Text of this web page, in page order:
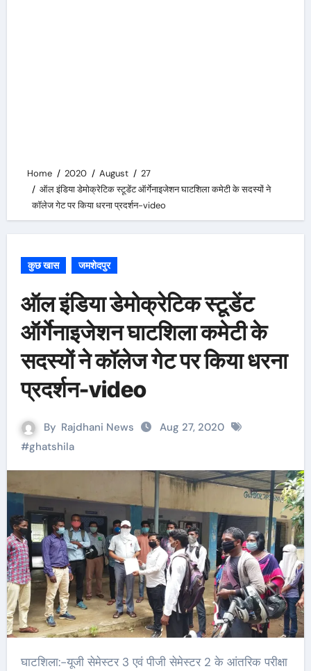
Home 2020 August
27
ऑल इंडिया डेमोक्रेटिक स्टूडेंट ऑर्गेनाइजेशन घाटशिला कमेटी के सदस्यों ने
कॉलेज गेट पर किया धरना प्रदर्शन-video
कुछ खास जमशेदपुर
ऑल इंडिया डेमोक्रेटिक स्टूडेंट
ऑर्गेनाइजेशन घाटशिला कमेटी के
सदस्यों ने कॉलेज गेट पर किया धरना
प्रदर्शन-video
By Rajdhani News
Aug 27, 2020
#ghatshila
घाटशिला:-यूजी सेमेस्टर 3 एवं पीजी सेमेस्टर 2 के आंतरिक परीक्षा